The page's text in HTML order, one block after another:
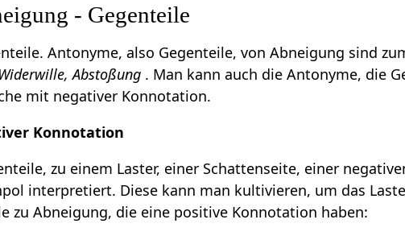
- Gegenteile
Antonyme, also Gegenteile, von Abneigung sind
Abstoßung . Man kann auch die Antonyme, die
mit negativer Konnotation.
Konnotation
zu einem Laster, einer Schattenseite, einer
interpretiert. Diese kann man kultivieren, um das
zu Abneigung, die eine positive Konnotation haben: